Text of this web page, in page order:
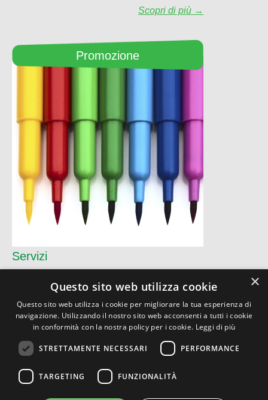
Scopri di più →
Promozione
Servizi
CO.DIF ITALIANA Srl
Via Torino, 9 - 26900 Lodi (LO)
P.I. 07159890156
Privacy
×
Questo sito web utilizza cookie
Questo sito web utilizza i cookie per migliorare la tua esperienza di
navigazione. Utilizzando il nostro sito web acconsenti a tutti i cookie
in conformità con la nostra policy per i cookie. Leggi di più
STRETTAMENTE NECESSARI PERFORMANCE
TARGETING FUNZIONALITÀ